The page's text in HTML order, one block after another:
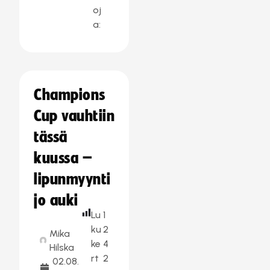
oj
a:
Champions
Cup vauhtiin
tässä
kuussa –
lipunmyynti
jo auki
Mika
Hilska
02.08.
Lu
ku
ke
rt
1
2
4
2